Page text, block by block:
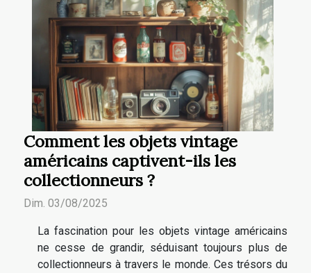
Comment les objets vintage
américains captivent-ils les
collectionneurs ?
Dim. 03/08/2025
La fascination pour les objets vintage américains
ne cesse de grandir, séduisant toujours plus de
collectionneurs à travers le monde. Ces trésors du